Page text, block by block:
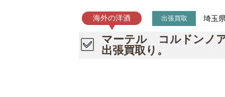
海外の洋酒 出張買取 埼玉
マーテル コルドン
出張買取り。